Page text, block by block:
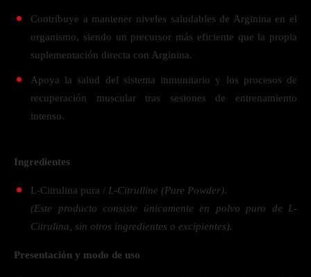
Contribuye a mantener niveles saludables de Arginina en el
organismo, siendo un precursor más eficiente que la propia
suplementación directa con Arginina.
Apoya la salud del sistema inmunitario y los procesos de
recuperación muscular tras sesiones de entrenamiento
intenso.
Ingredientes
L-Citrulina pura / L-Citrulline (Pure Powder).
(Este producto consiste únicamente en polvo puro de L-
Citrulina, sin otros ingredientes o excipientes).
Presentación y modo de uso